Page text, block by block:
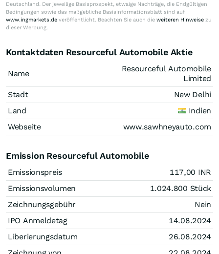
Deutschland. Der jeweilige Basisprospekt, etwaige Nachträge, die Endgültigen
Bedingungen sowie das maßgebliche Basisinformationsblatt sind auf
www.ingmarkets.de veröffentlicht. Beachten Sie auch die weiteren Hinweise zu
dieser Werbung.
Kontaktdaten Resourceful Automobile Aktie
Name
Resourceful Automobile
Limited
Stadt
New Delhi
Land
Indien
Webseite
www.sawhneyauto.com
Emission Resourceful Automobile
Emissionspreis 117,00 INR
Emissionsvolumen
1.024.800 Stück
Zeichnungsgebühr
Nein
IPO Anmeldetag
14.08.2024
Liberierungsdatum
26.08.2024